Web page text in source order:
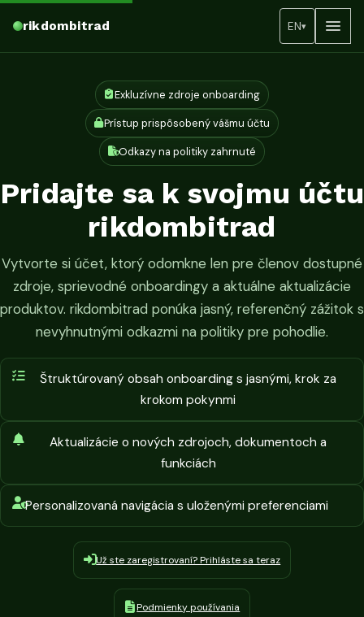
rikdombitrad EN▾
Exkluzívne zdroje onboarding
Prístup prispôsobený vášmu účtu
Odkazy na politiky zahrnuté
Pridajte sa k svojmu účtu
rikdombitrad
Vytvorte si účet, ktorý odomkne len pre členov dostupné
zdroje, sprievodné onboardingy a aktuálne aktualizácie
produktov. rikdombitrad ponúka jasný, referenčný zážitok s
nevyhnutnými odkazmi na politiky pre pohodlie.
Štruktúrovaný obsah onboarding s jasnými, krok za
krokom pokynmi
Aktualizácie o nových zdrojoch, dokumentoch a
funkciách
Personalizovaná navigácia s uloženými preferenciami
Už ste zaregistrovaní? Prihláste sa teraz
Podmienky používania